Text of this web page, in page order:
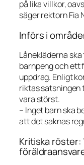
på lika villkor,
säger rektorn Fia
Införs i
Lånekläderna
barnpeng och
uppdrag. Enligt
riktas satsningen
vara störst.
– Inget barn ska
att det saknas
Kritiska röster: